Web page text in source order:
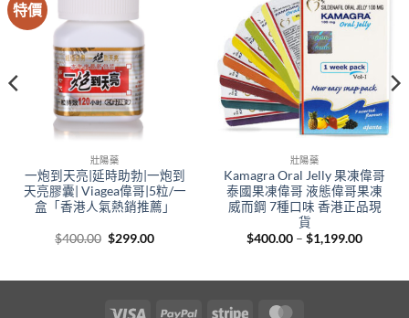
特價
壯陽藥
一炮到天亮|延時助勃|一炮到
天亮膠囊| Viagea偉哥|5粒/一
盒「香港人氣熱銷推薦」
$400.00 Original
$299.00Current
壯陽藥
Kamagra Oral Jelly 果凍偉哥
泰國果凍偉哥 液態偉哥果凍
威而鋼 7種口味 香港正品現
貨
$400.00 – $1,199.00Price
Visa PayPal Stripe